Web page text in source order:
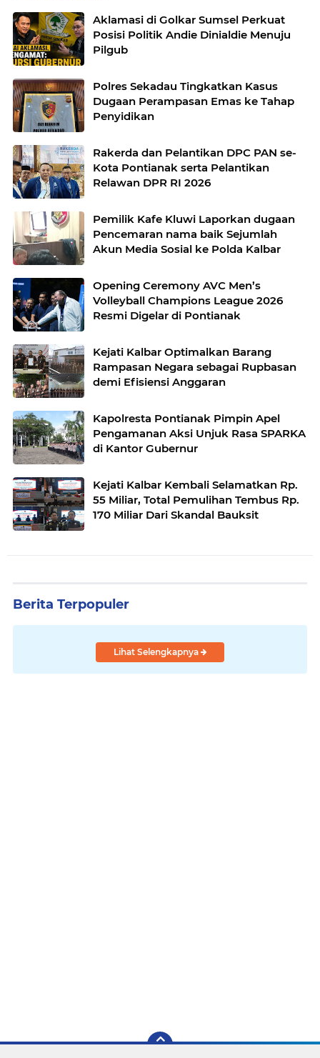
Aklamasi di Golkar Sumsel Perkuat
Posisi Politik Andie Dinialdie Menuju
Pilgub
Polres Sekadau Tingkatkan Kasus
Dugaan Perampasan Emas ke Tahap
Penyidikan
Rakerda dan Pelantikan DPC PAN se-
Kota Pontianak serta Pelantikan
Relawan DPR RI 2026
Pemilik Kafe Kluwi Laporkan dugaan
Pencemaran nama baik Sejumlah
Akun Media Sosial ke Polda Kalbar
Opening Ceremony AVC Men’s
Volleyball Champions League 2026
Resmi Digelar di Pontianak
Kejati Kalbar Optimalkan Barang
Rampasan Negara sebagai Rupbasan
demi Efisiensi Anggaran
Kapolresta Pontianak Pimpin Apel
Pengamanan Aksi Unjuk Rasa SPARKA
di Kantor Gubernur
Kejati Kalbar Kembali Selamatkan Rp.
55 Miliar, Total Pemulihan Tembus Rp.
170 Miliar Dari Skandal Bauksit
Berita Terpopuler
Lihat Selengkapnya